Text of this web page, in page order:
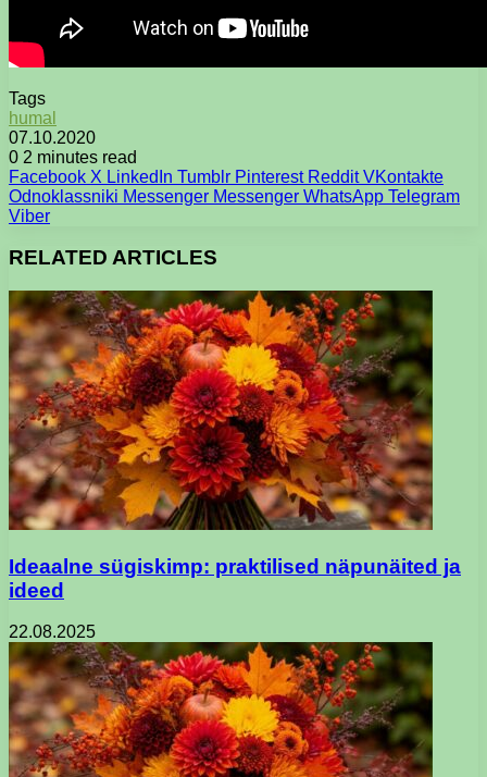
Tags
humal
07.10.2020
0 2 minutes read
Facebook X LinkedIn Tumblr Pinterest Reddit VKontakte
Odnoklassniki Messenger Messenger WhatsApp Telegram
Viber
RELATED ARTICLES
Ideaalne sügiskimp: praktilised näpunäited ja
ideed
22.08.2025